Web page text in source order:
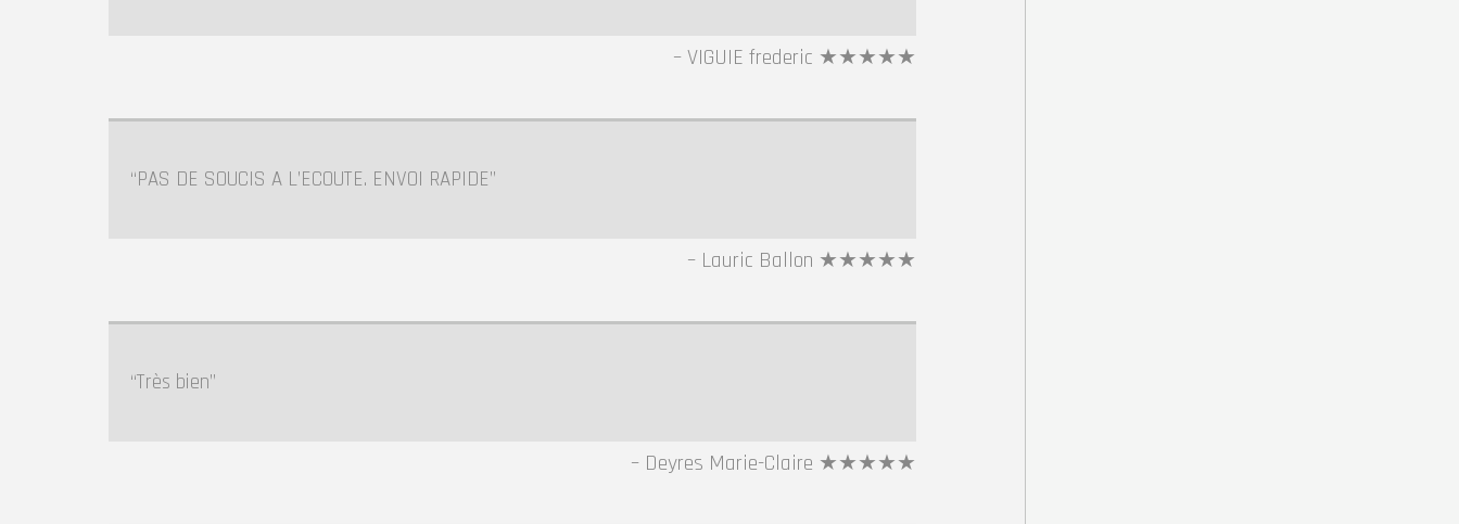
VIGUIE frederic ★★★★★
PAS DE SOUCIS A L’ECOUTE. ENVOI RAPIDE
Lauric Ballon ★★★★★
Très bien
Deyres Marie-Claire ★★★★★